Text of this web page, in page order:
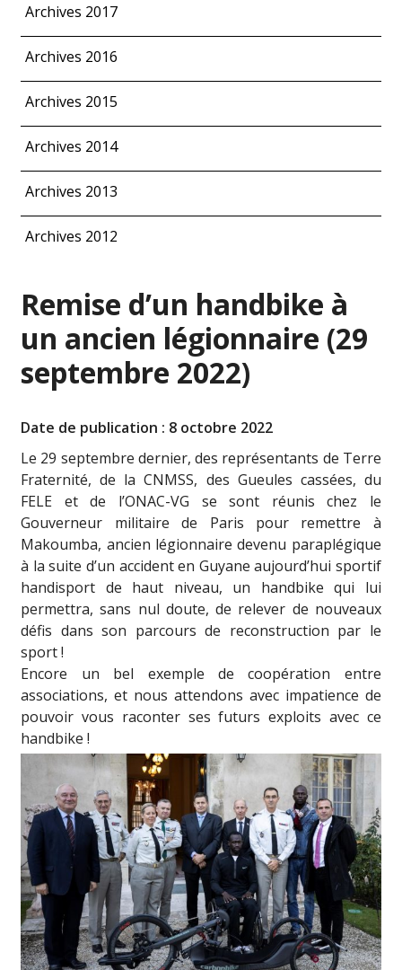
Archives 2017
Archives 2016
Archives 2015
Archives 2014
Archives 2013
Archives 2012
Remise d’un handbike à
un ancien légionnaire (29
septembre 2022)
Date de publication : 8 octobre 2022
Le 29 septembre dernier, des représentants de Terre
Fraternité, de la CNMSS, des Gueules cassées, du
FELE et de l’ONAC-VG se sont réunis chez le
Gouverneur militaire de Paris pour remettre à
Makoumba, ancien légionnaire devenu paraplégique
à la suite d’un accident en Guyane aujourd’hui sportif
handisport de haut niveau, un handbike qui lui
permettra, sans nul doute, de relever de nouveaux
défis dans son parcours de reconstruction par le
sport !
Encore un bel exemple de coopération entre
associations, et nous attendons avec impatience de
pouvoir vous raconter ses futurs exploits avec ce
handbike !